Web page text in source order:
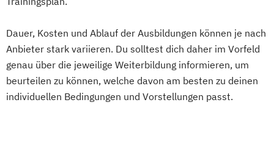
Dauer, Kosten und Ablauf der Ausbildungen können je nach
Anbieter stark variieren. Du solltest dich daher im Vorfeld
genau über die jeweilige Weiterbildung informieren, um
beurteilen zu können, welche davon am besten zu deinen
individuellen Bedingungen und Vorstellungen passt.